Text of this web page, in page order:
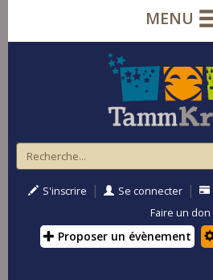
MENU
S'inscrire | Se connecter |
Faire un don
Proposer un évènement